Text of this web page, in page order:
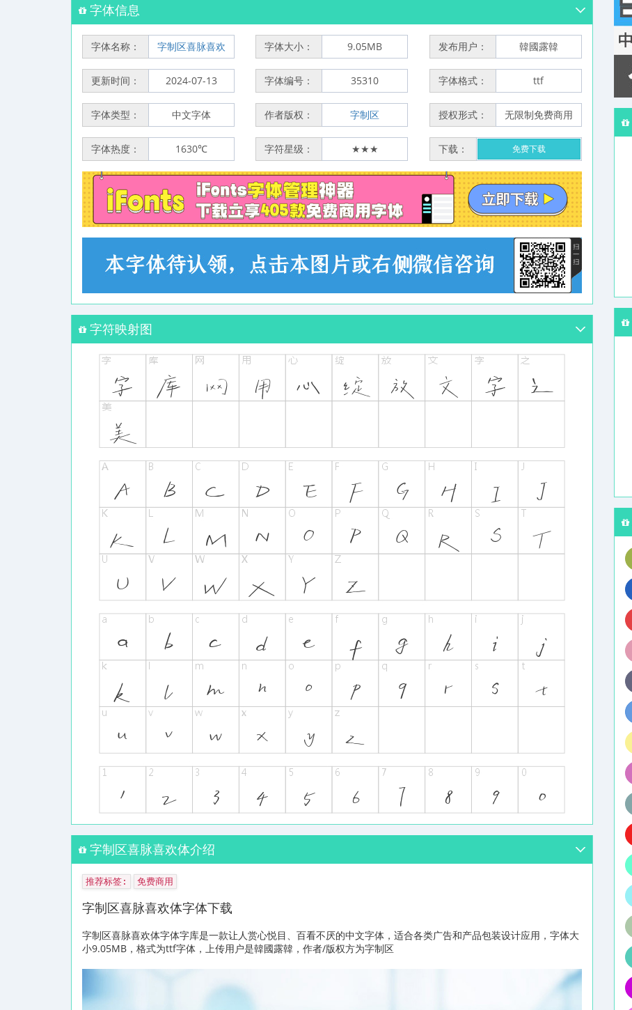
字体信息
字体名称： 字制区喜脉喜欢 字体大小： 9.05MB 发布用户： 韓國露韓
更新时间： 2024-07-13 字体编号： 35310 字体格式： ttf
字体类型： 中文字体 作者版权： 字制区 授权形式： 无限制免费商用
字体热度： 1630℃ 字符星级： ★★★ 下载： 免费下载
字符映射图
字制区喜脉喜欢体介绍
推荐标签: 免费商用
字制区喜脉喜欢体字体下载
字制区喜脉喜欢体字体字库是一款让人赏心悦目、百看不厌的中文字体，适合各类广告和产品包装设计应用，字体大
小9.05MB，格式为ttf字体，上传用户是韓國露韓，作者/版权方为字制区